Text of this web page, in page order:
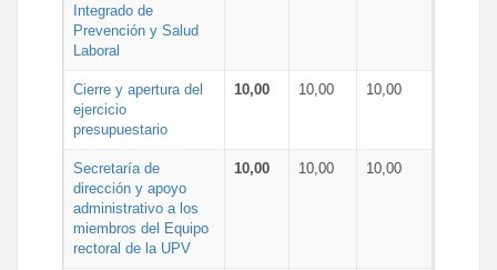
Integrado de
Prevención y Salud
Laboral
Cierre y apertura del
ejercicio
presupuestario
10,00 10,00 10,00
Secretaría de
dirección y apoyo
administrativo a los
miembros del Equipo
rectoral de la UPV
10,00 10,00 10,00